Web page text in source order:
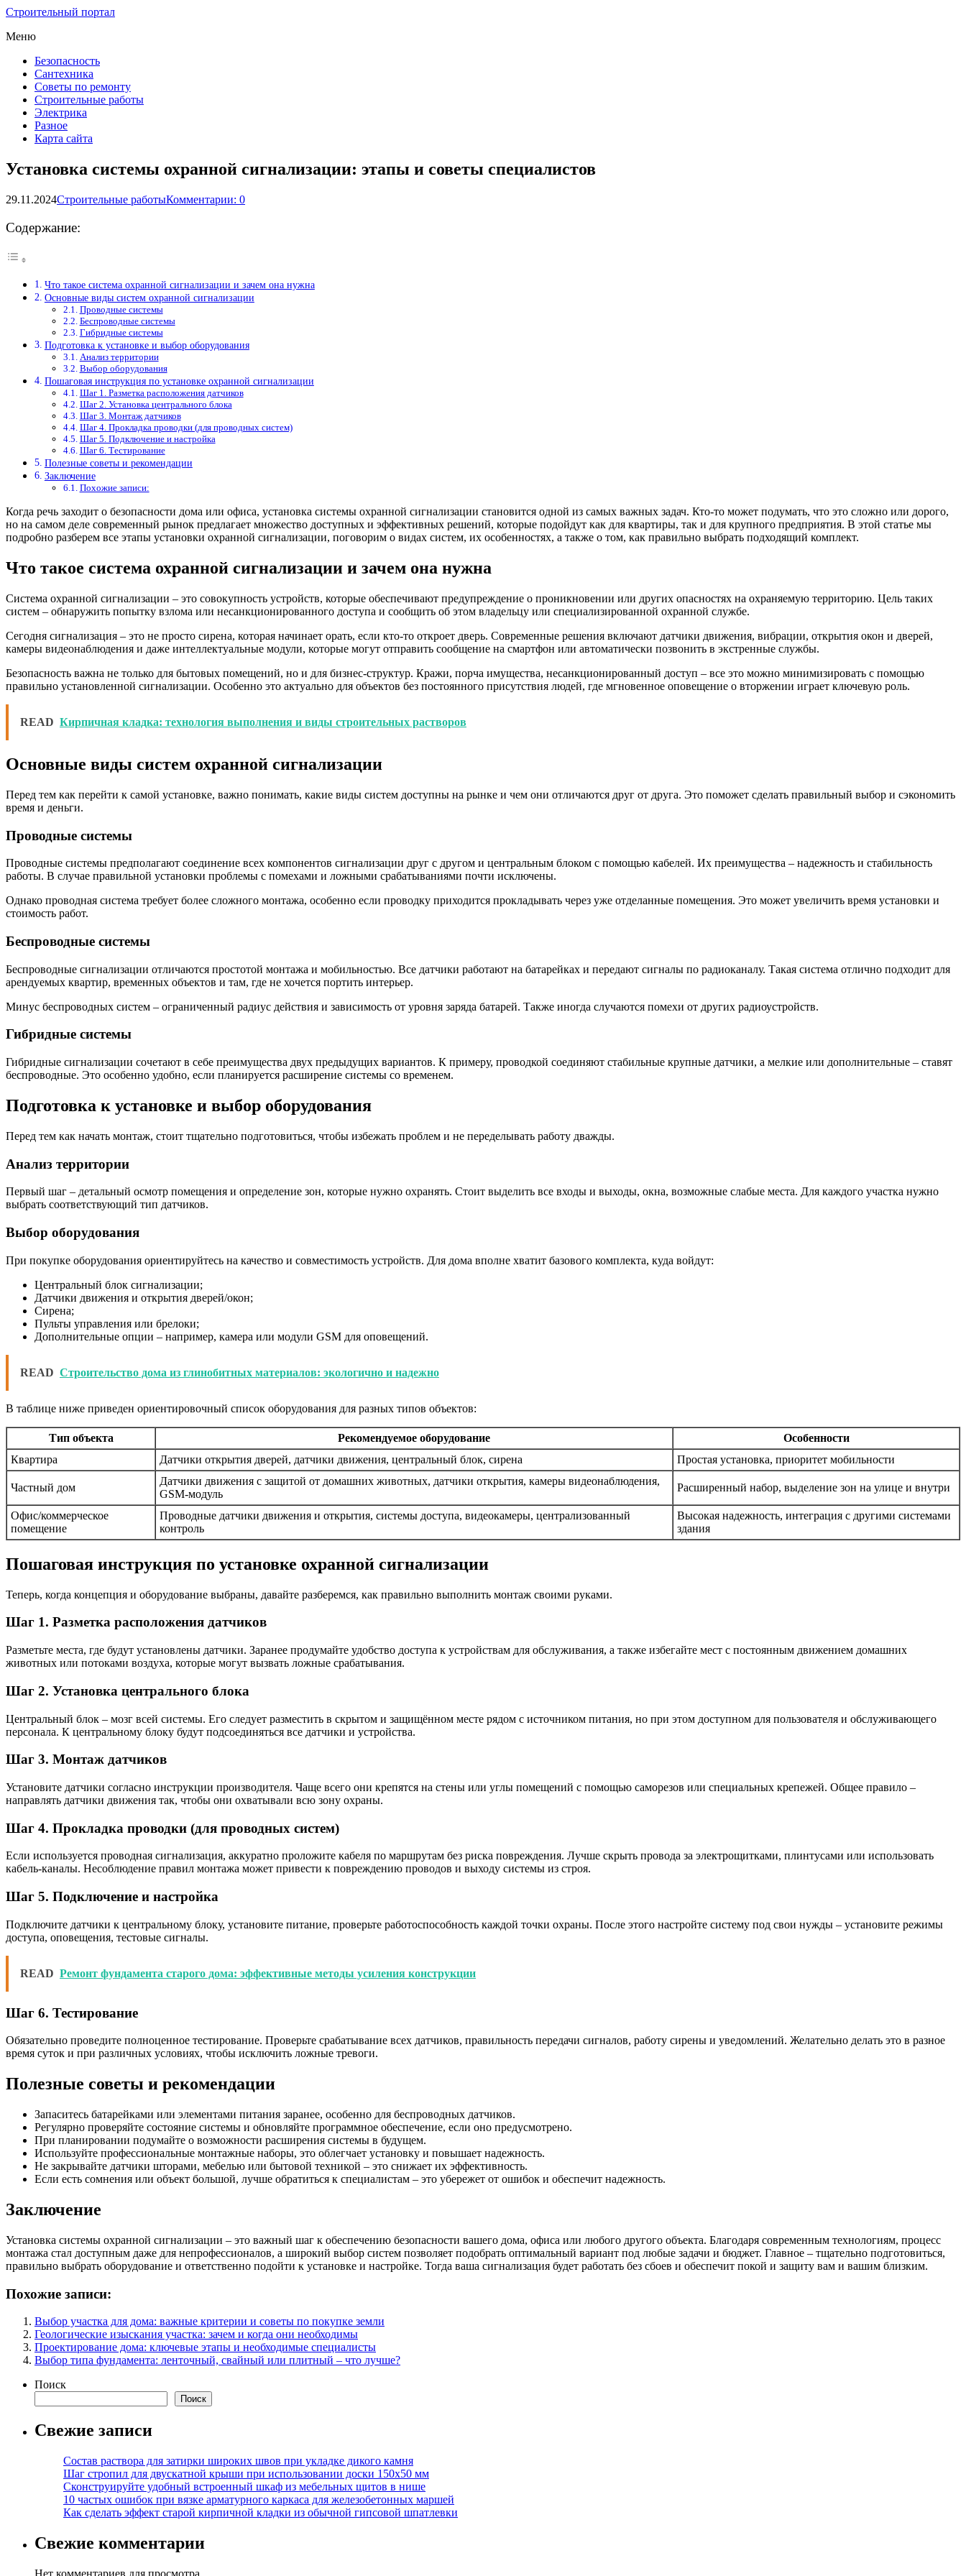
Строительный портал
Меню
Безопасность
Сантехника
Советы по ремонту
Строительные работы
Электрика
Разное
Карта сайта
Установка системы охранной сигнализации: этапы и советы специалистов
29.11.2024Строительные работыКомментарии: 0
Содержание:
Что такое система охранной сигнализации и зачем она нужна
Основные виды систем охранной сигнализации
Проводные системы
Беспроводные системы
Гибридные системы
Подготовка к установке и выбор оборудования
Анализ территории
Выбор оборудования
Пошаговая инструкция по установке охранной сигнализации
Шаг 1. Разметка расположения датчиков
Шаг 2. Установка центрального блока
Шаг 3. Монтаж датчиков
Шаг 4. Прокладка проводки (для проводных систем)
Шаг 5. Подключение и настройка
Шаг 6. Тестирование
Полезные советы и рекомендации
Заключение
Похожие записи:
Когда речь заходит о безопасности дома или офиса, установка системы охранной сигнализации становится одной из самых важных задач. Кто-то может подумать, что это сложно или дорого,
но на самом деле современный рынок предлагает множество доступных и эффективных решений, которые подойдут как для квартиры, так и для крупного предприятия. В этой статье мы
подробно разберем все этапы установки охранной сигнализации, поговорим о видах систем, их особенностях, а также о том, как правильно выбрать подходящий комплект.
Что такое система охранной сигнализации и зачем она нужна
Система охранной сигнализации – это совокупность устройств, которые обеспечивают предупреждение о проникновении или других опасностях на охраняемую территорию. Цель таких
систем – обнаружить попытку взлома или несанкционированного доступа и сообщить об этом владельцу или специализированной охранной службе.
Сегодня сигнализация – это не просто сирена, которая начинает орать, если кто-то откроет дверь. Современные решения включают датчики движения, вибрации, открытия окон и дверей,
камеры видеонаблюдения и даже интеллектуальные модули, которые могут отправить сообщение на смартфон или автоматически позвонить в экстренные службы.
Безопасность важна не только для бытовых помещений, но и для бизнес-структур. Кражи, порча имущества, несанкционированный доступ – все это можно минимизировать с помощью
правильно установленной сигнализации. Особенно это актуально для объектов без постоянного присутствия людей, где мгновенное оповещение о вторжении играет ключевую роль.
READ Кирпичная кладка: технология выполнения и виды строительных растворов
Основные виды систем охранной сигнализации
Перед тем как перейти к самой установке, важно понимать, какие виды систем доступны на рынке и чем они отличаются друг от друга. Это поможет сделать правильный выбор и сэкономить
время и деньги.
Проводные системы
Проводные системы предполагают соединение всех компонентов сигнализации друг с другом и центральным блоком с помощью кабелей. Их преимущества – надежность и стабильность
работы. В случае правильной установки проблемы с помехами и ложными срабатываниями почти исключены.
Однако проводная система требует более сложного монтажа, особенно если проводку приходится прокладывать через уже отделанные помещения. Это может увеличить время установки и
стоимость работ.
Беспроводные системы
Беспроводные сигнализации отличаются простотой монтажа и мобильностью. Все датчики работают на батарейках и передают сигналы по радиоканалу. Такая система отлично подходит для
арендуемых квартир, временных объектов и там, где не хочется портить интерьер.
Минус беспроводных систем – ограниченный радиус действия и зависимость от уровня заряда батарей. Также иногда случаются помехи от других радиоустройств.
Гибридные системы
Гибридные сигнализации сочетают в себе преимущества двух предыдущих вариантов. К примеру, проводкой соединяют стабильные крупные датчики, а мелкие или дополнительные – ставят
беспроводные. Это особенно удобно, если планируется расширение системы со временем.
Подготовка к установке и выбор оборудования
Перед тем как начать монтаж, стоит тщательно подготовиться, чтобы избежать проблем и не переделывать работу дважды.
Анализ территории
Первый шаг – детальный осмотр помещения и определение зон, которые нужно охранять. Стоит выделить все входы и выходы, окна, возможные слабые места. Для каждого участка нужно
выбрать соответствующий тип датчиков.
Выбор оборудования
При покупке оборудования ориентируйтесь на качество и совместимость устройств. Для дома вполне хватит базового комплекта, куда войдут:
Центральный блок сигнализации;
Датчики движения и открытия дверей/окон;
Сирена;
Пульты управления или брелоки;
Дополнительные опции – например, камера или модули GSM для оповещений.
READ Строительство дома из глинобитных материалов: экологично и надежно
В таблице ниже приведен ориентировочный список оборудования для разных типов объектов:
Тип объекта Рекомендуемое оборудование
Особенности
Квартира
Датчики открытия дверей, датчики движения, центральный блок, сирена Простая установка, приоритет мобильности
Частный дом
Датчики движения с защитой от домашних животных, датчики открытия, камеры видеонаблюдения,
GSM-модуль
Расширенный набор, выделение зон на улице и внутри
Офис/коммерческое
помещение
Проводные датчики движения и открытия, системы доступа, видеокамеры, централизованный
контроль
Высокая надежность, интеграция с другими системами
здания
Пошаговая инструкция по установке охранной сигнализации
Теперь, когда концепция и оборудование выбраны, давайте разберемся, как правильно выполнить монтаж своими руками.
Шаг 1. Разметка расположения датчиков
Разметьте места, где будут установлены датчики. Заранее продумайте удобство доступа к устройствам для обслуживания, а также избегайте мест с постоянным движением домашних
животных или потоками воздуха, которые могут вызвать ложные срабатывания.
Шаг 2. Установка центрального блока
Центральный блок – мозг всей системы. Его следует разместить в скрытом и защищённом месте рядом с источником питания, но при этом доступном для пользователя и обслуживающего
персонала. К центральному блоку будут подсоединяться все датчики и устройства.
Шаг 3. Монтаж датчиков
Установите датчики согласно инструкции производителя. Чаще всего они крепятся на стены или углы помещений с помощью саморезов или специальных крепежей. Общее правило –
направлять датчики движения так, чтобы они охватывали всю зону охраны.
Шаг 4. Прокладка проводки (для проводных систем)
Если используется проводная сигнализация, аккуратно проложите кабеля по маршрутам без риска повреждения. Лучше скрыть провода за электрощитками, плинтусами или использовать
кабель-каналы. Несоблюдение правил монтажа может привести к повреждению проводов и выходу системы из строя.
Шаг 5. Подключение и настройка
Подключите датчики к центральному блоку, установите питание, проверьте работоспособность каждой точки охраны. После этого настройте систему под свои нужды – установите режимы
доступа, оповещения, тестовые сигналы.
READ Ремонт фундамента старого дома: эффективные методы усиления конструкции
Шаг 6. Тестирование
Обязательно проведите полноценное тестирование. Проверьте срабатывание всех датчиков, правильность передачи сигналов, работу сирены и уведомлений. Желательно делать это в разное
время суток и при различных условиях, чтобы исключить ложные тревоги.
Полезные советы и рекомендации
Запаситесь батарейками или элементами питания заранее, особенно для беспроводных датчиков.
Регулярно проверяйте состояние системы и обновляйте программное обеспечение, если оно предусмотрено.
При планировании подумайте о возможности расширения системы в будущем.
Используйте профессиональные монтажные наборы, это облегчает установку и повышает надежность.
Не закрывайте датчики шторами, мебелью или бытовой техникой – это снижает их эффективность.
Если есть сомнения или объект большой, лучше обратиться к специалистам – это убережет от ошибок и обеспечит надежность.
Заключение
Установка системы охранной сигнализации – это важный шаг к обеспечению безопасности вашего дома, офиса или любого другого объекта. Благодаря современным технологиям, процесс
монтажа стал доступным даже для непрофессионалов, а широкий выбор систем позволяет подобрать оптимальный вариант под любые задачи и бюджет. Главное – тщательно подготовиться,
правильно выбрать оборудование и ответственно подойти к установке и настройке. Тогда ваша сигнализация будет работать без сбоев и обеспечит покой и защиту вам и вашим близким.
Похожие записи:
Выбор участка для дома: важные критерии и советы по покупке земли
Геологические изыскания участка: зачем и когда они необходимы
Проектирование дома: ключевые этапы и необходимые специалисты
Выбор типа фундамента: ленточный, свайный или плитный – что лучше?
Поиск
Поиск
Свежие записи
Состав раствора для затирки широких швов при укладке дикого камня
Шаг стропил для двускатной крыши при использовании доски 150х50 мм
Сконструируйте удобный встроенный шкаф из мебельных щитов в нише
10 частых ошибок при вязке арматурного каркаса для железобетонных маршей
Как сделать эффект старой кирпичной кладки из обычной гипсовой шпатлевки
Свежие комментарии
Нет комментариев для просмотра.